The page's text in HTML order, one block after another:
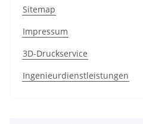
Sitemap
Impressum
3D-Druckservice
Ingenieurdienstleistungen